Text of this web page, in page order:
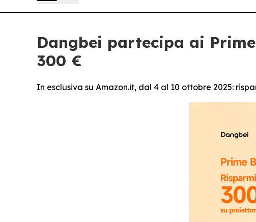
Dangbei partecipa ai
300 €
In esclusiva su Amazon.it, dal 4 al 10 ottobre 2025: